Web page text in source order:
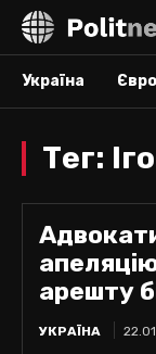
Україна
Тег:
арешту
УКРАЇНА